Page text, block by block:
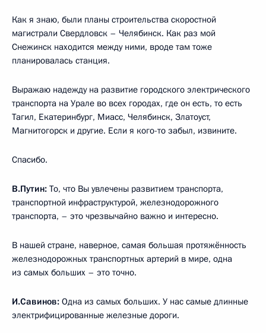
Как я знаю, были планы строительства скоростной
магистрали Свердловск – Челябинск. Как раз мой
Снежинск находится между ними, вроде там тоже
планировалась станция.
Выражаю надежду на развитие городского электрического
транспорта на Урале во всех городах, где он есть, то есть
Тагил, Екатеринбург, Миасс, Челябинск, Златоуст,
Магнитогорск и другие. Если я кого-то забыл, извините.
Спасибо.
В.Путин: То, что Вы увлечены развитием транспорта,
транспортной инфраструктурой, железнодорожного
транспорта, – это чрезвычайно важно и интересно.
В нашей стране, наверное, самая большая протяжённость
железнодорожных транспортных артерий в мире, одна
из самых больших – это точно.
И.Савинов: Одна из самых больших. У нас самые длинные
электрифицированные железные дороги.